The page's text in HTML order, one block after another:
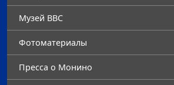
Музей ВВС
Фотоматериалы
Преccа о Монино